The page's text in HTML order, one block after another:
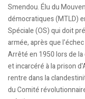
Smendou. Élu du
démocratiques(MTLD)
Spéciale (OS) qui doit
armée, après que
Arrêté en 1950 lors de
et incarcéré à la prison
rentre dans la
du Comité